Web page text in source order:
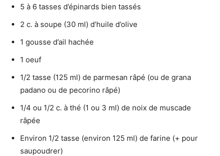
5 à 6 tasses d’épinards bien tassés
2 c. à soupe (30 ml) d’huile d’olive
1 gousse d’ail hachée
1 oeuf
1/2 tasse (125 ml) de parmesan râpé (ou de grana
padano ou de pecorino râpé)
1/4 ou 1/2 c. à thé (1 ou 3 ml) de noix de muscade
râpée
Environ 1/2 tasse (environ 125 ml) de farine (+ pour
saupoudrer)